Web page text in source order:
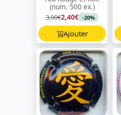
(num. 500 ex.)
3,00€2,40€ -20%
Ajouter